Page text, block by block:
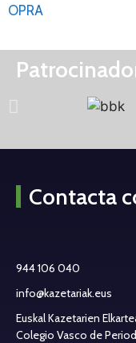
OPRA
Contacta
944 106 040
info@kazetariak.eus
Euskal Kazetarien
Colegio Vasco de